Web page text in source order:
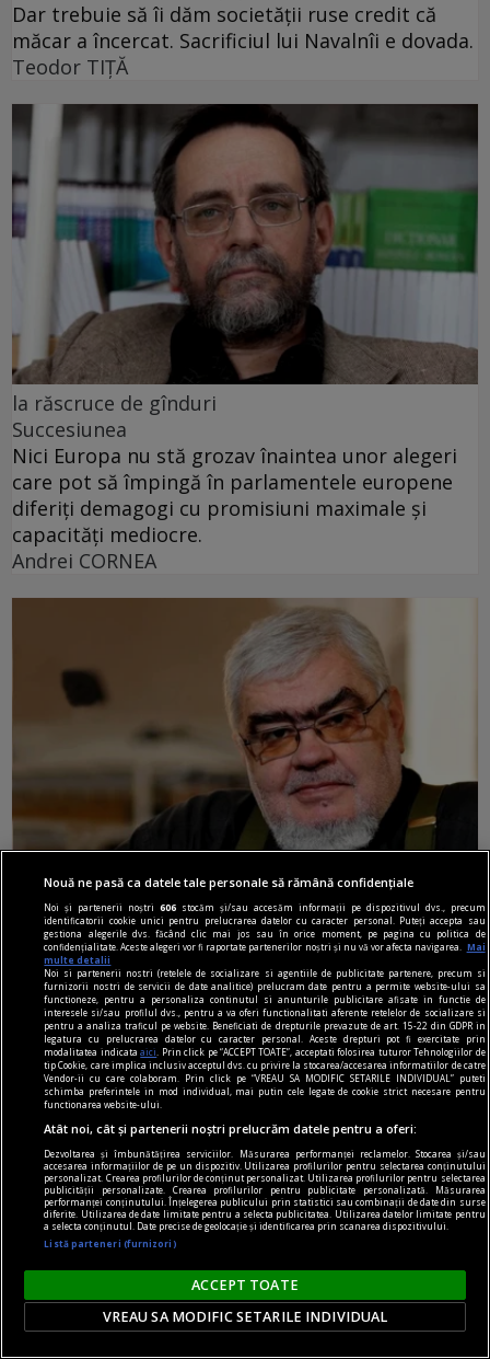
Dar trebuie să îi dăm societății ruse credit că
măcar a încercat. Sacrificiul lui Navalnîi e dovada.
Teodor TIŢĂ
la răscruce de gînduri
Succesiunea
Nici Europa nu stă grozav înaintea unor alegeri
care pot să împingă în parlamentele europene
diferiți demagogi cu promisiuni maximale și
capacități mediocre.
Andrei CORNEA
nici așa, nici altminteri
Cum trebuie să fie un președinte
Nu cred în nici o campanie electorală construită
pe negativitate, pe agresiune, pe obsesii strict
individuale.
Andrei PLEŞU
Nouă ne pasă ca datele tale personale să rămână confidențiale
Noi și partenerii noștri606 stocăm și/sau accesăm informații pe dispozitivul dvs., precum
identificatorii cookie unici pentru prelucrarea datelor cu caracter personal. Puteți accepta sau
gestiona alegerile dvs. făcând clic mai jos sau în orice moment, pe pagina cu politica de
confidențialitate. Aceste alegeri vor fi raportate partenerilor noștri și nu vă vor afecta navigarea.
Mai
multe detalii
Noi si partenerii nostri (retelele de socializare si agentiile de publicitate partenere, precum si
furnizorii nostri de servicii de date analitice) prelucram date pentru a permite website-ului sa
functioneze, pentru a personaliza continutul si anunturile publicitare afisate in functie de
interesele si/sau profilul dvs., pentru a va oferi functionalitati aferente retelelor de socializare si
pentru a analiza traficul pe website. Beneficiati de drepturile prevazute de art. 15-22 din GDPR in
legatura cu prelucrarea datelor cu caracter personal. Aceste drepturi pot fi exercitate prin
modalitatea indicataaici
. Prin click pe “ACCEPT TOATE”, acceptati folosirea tuturor Tehnologiilor de
tip Cookie, care implica inclusiv acceptul dvs. cu privire la stocarea/accesarea informatiilor de catre
Vendor-ii cu care colaboram. Prin click pe “VREAU SA MODIFIC SETARILE INDIVIDUAL” puteti
schimba preferintele in mod individual, mai putin cele legate de cookie strict necesare pentru
functionarea website-ului.
Atât noi, cât și partenerii noștri prelucrăm datele pentru a oferi:
Dezvoltarea și îmbunătățirea serviciilor. Măsurarea performanței reclamelor. Stocarea și/sau
accesarea informațiilor de pe un dispozitiv. Utilizarea profilurilor pentru selectarea conținutului
personalizat. Crearea profilurilor de conținut personalizat. Utilizarea profilurilor pentru selectarea
publicității personalizate. Crearea profilurilor pentru publicitate personalizată. Măsurarea
performanței conținutului. Înțelegerea publicului prin statistici sau combinații de date din surse
diferite. Utilizarea de date limitate pentru a selecta publicitatea. Utilizarea datelor limitate pentru
a selecta conținutul. Date precise de geolocație și identificarea prin scanarea dispozitivului.
Listă parteneri (furnizori)
ACCEPT TOATE
VREAU SA MODIFIC SETARILE INDIVIDUAL